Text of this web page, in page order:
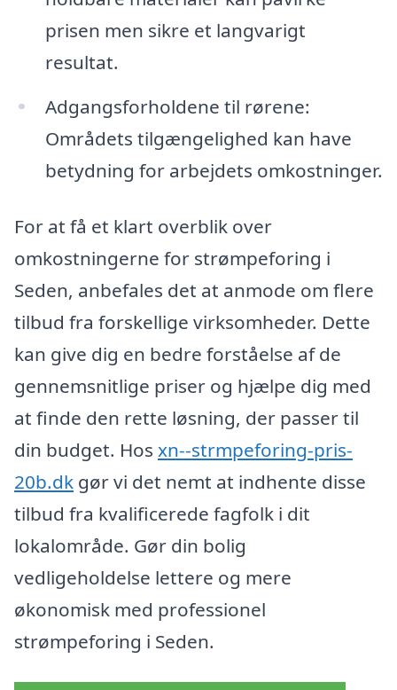
prisen men sikre et langvarigt
resultat.
Adgangsforholdene til rørene:
Områdets tilgængelighed kan have
betydning for arbejdets omkostninger.
For at få et klart overblik over
omkostningerne for strømpeforing i
Seden, anbefales det at anmode om flere
tilbud fra forskellige virksomheder. Dette
kan give dig en bedre forståelse af de
gennemsnitlige priser og hjælpe dig med
at finde den rette løsning, der passer til
din budget. Hos xn--strmpeforing-pris-
20b.dk gør vi det nemt at indhente disse
tilbud fra kvalificerede fagfolk i dit
lokalområde. Gør din bolig
vedligeholdelse lettere og mere
økonomisk med professionel
strømpeforing i Seden.